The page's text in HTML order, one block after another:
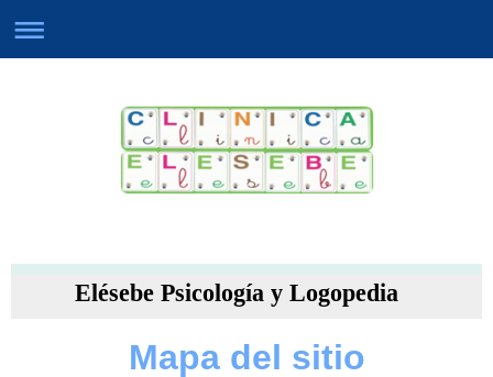
Elésebe Psicología y Logopedia
Mapa del sitio